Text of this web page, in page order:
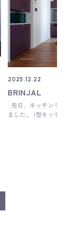
2025.12.22
BRINJAL
先日、キッチンリフ
ました。 I型キッチン